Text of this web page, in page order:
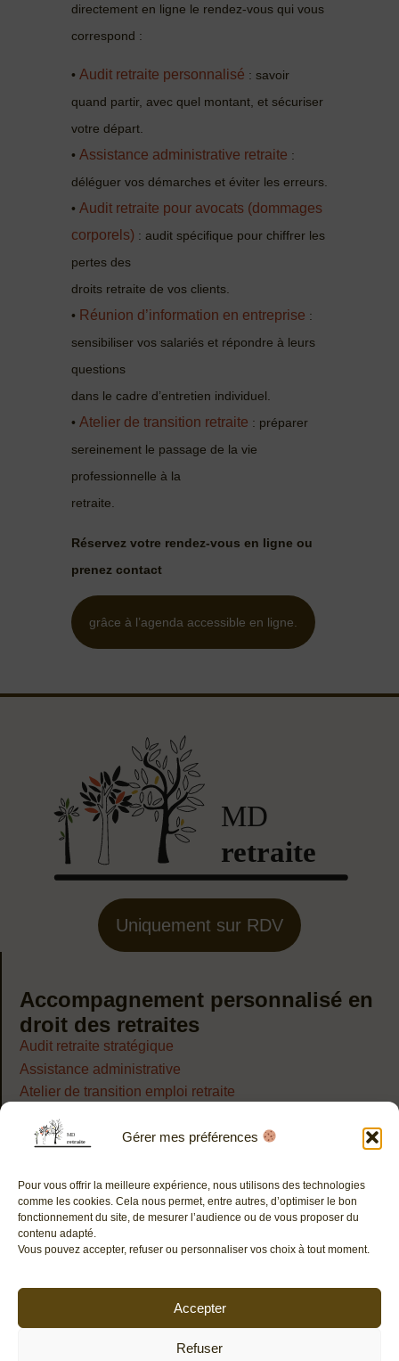
Gérer mes préférences
Pour vous offrir la meilleure expérience, nous utilisons des technologies
comme les cookies. Cela nous permet, entre autres, d’optimiser le bon
fonctionnement du site, de mesurer l’audience ou de vous proposer du
contenu adapté.
Vous pouvez accepter, refuser ou personnaliser vos choix à tout moment.
Accepter
Refuser
directement en ligne le rendez-vous qui vous
correspond :
• Audit retraite personnalisé : savoir
quand partir, avec quel montant, et sécuriser
votre départ.
• Assistance administrative retraite :
déléguer vos démarches et éviter les erreurs.
• Audit retraite pour avocats (dommages
corporels) : audit spécifique pour chiffrer les
pertes des
droits retraite de vos clients.
• Réunion d’information en entreprise :
sensibiliser vos salariés et répondre à leurs
questions
dans le cadre d’entretien individuel.
• Atelier de transition retraite : préparer
sereinement le passage de la vie
professionnelle à la
retraite.
Réservez votre rendez-vous en ligne ou
prenez contact
grâce à l’agenda accessible en ligne.
Uniquement sur RDV
Accompagnement personnalisé en
droit des retraites
Audit retraite stratégique
Assistance administrative
Atelier de transition emploi retraite
Expertise retraite et chiffrage de préjudice au service des
Restons connectés sur LinkedIn
FAQ